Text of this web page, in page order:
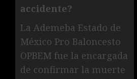
accidente?
La Ademeba Estado de
México Pro Baloncesto
OPBEM fue la encargada
de confirmar la muerte